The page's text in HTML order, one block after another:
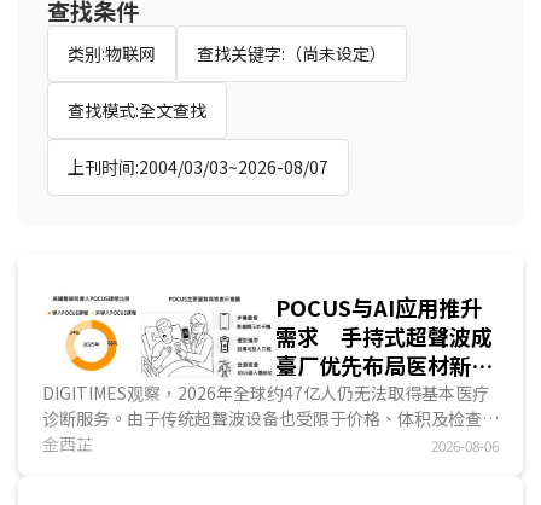
查找条件
类别:物联网 查找关键字:（尚未设定）
查找模式:全文查找
上刊时间:2004/03/03~2026-08/07
POCUS与AI应用推升
需求 手持式超聲波成
臺厂优先布局医材新商
机
DIGITIMES观察，2026年全球约47亿人仍无法取得基本医疗
诊断服务。由于传统超聲波设备也受限于价格、体积及检查排
程，难以延伸至第一线场域。手持式超聲波将探头、影像处
金西芷 2026-08-06